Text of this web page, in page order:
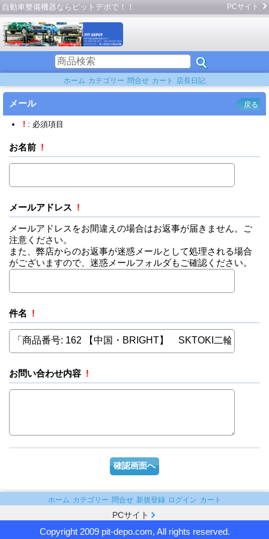
自動車整備機器ならピットデポで！！ PCサイト
ホーム カテゴリー 問合せ カート 店長日記
メール 戻る
! : 必須項目
お名前 !
メールアドレス !
メールアドレスをお間違えの場合はお返事が届きません。ご
注意ください。
また、弊店からのお返事が迷惑メールとして処理される場合
がございますので、迷惑メールフォルダもご確認ください。
件名 !
お問い合わせ内容 !
ホーム カテゴリー 問合せ 新規登録 ログイン カート
PCサイト
Copyright 2009 pit-depo.com, All rights reserved.